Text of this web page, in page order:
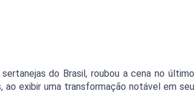
do Brasil, roubou a cena no último
ao exibir uma transformação notável em seu